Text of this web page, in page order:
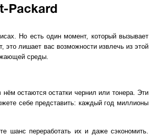
Packard
Но есть один момент, который вызывает
это лишает вас возможности извлечь из этой
среды.
остаются остатки чернил или тонера. Эти
себе представить: каждый год миллионы
шанс переработать их и даже сэкономить.